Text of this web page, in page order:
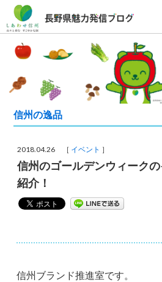
信州の逸品
2018.04.26 ［ イベント ］
信州のゴールデンウィーク
紹介！
信州ブランド推進室です。